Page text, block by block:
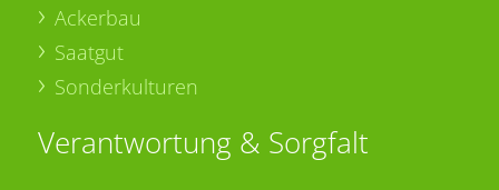
Ackerbau
Saatgut
Sonderkulturen
Verantwortung & Sorgfalt